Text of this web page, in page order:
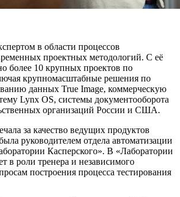
в области процессов
проектных методологий. С её
более 10 крупных проектов по
крупномасштабные решения по
данных True Image, коммерческую
Lynx OS, системы документооборота
организаций России и США.
за качество ведущих продуктов
руководителем отдела автоматизации
Касперского». В «Лаборатории
в роли тренера и независимого
построения процесса тестирования